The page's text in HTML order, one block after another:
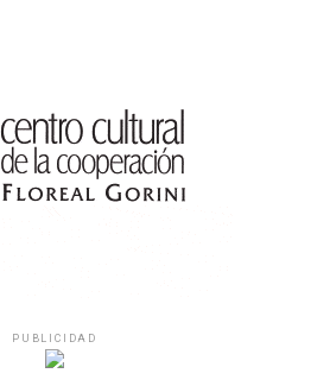
PUBLICIDAD